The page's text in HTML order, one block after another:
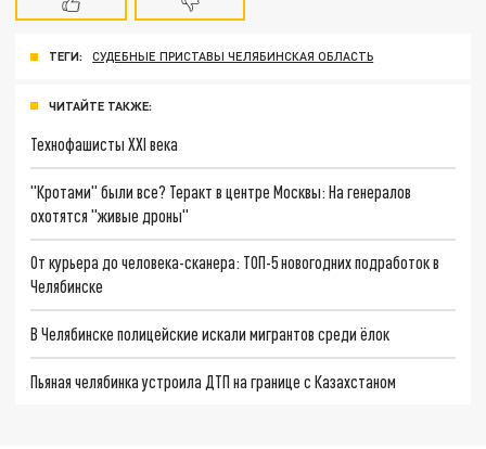
ТЕГИ: СУДЕБНЫЕ ПРИСТАВЫ ЧЕЛЯБИНСКАЯ ОБЛАСТЬ
ЧИТАЙТЕ ТАКЖЕ:
Технофашисты XXI века
"Кротами" были все? Теракт в центре Москвы: На генералов
охотятся "живые дроны"
От курьера до человека-сканера: ТОП-5 новогодних подработок в
Челябинске
В Челябинске полицейские искали мигрантов среди ёлок
Пьяная челябинка устроила ДТП на границе с Казахстаном